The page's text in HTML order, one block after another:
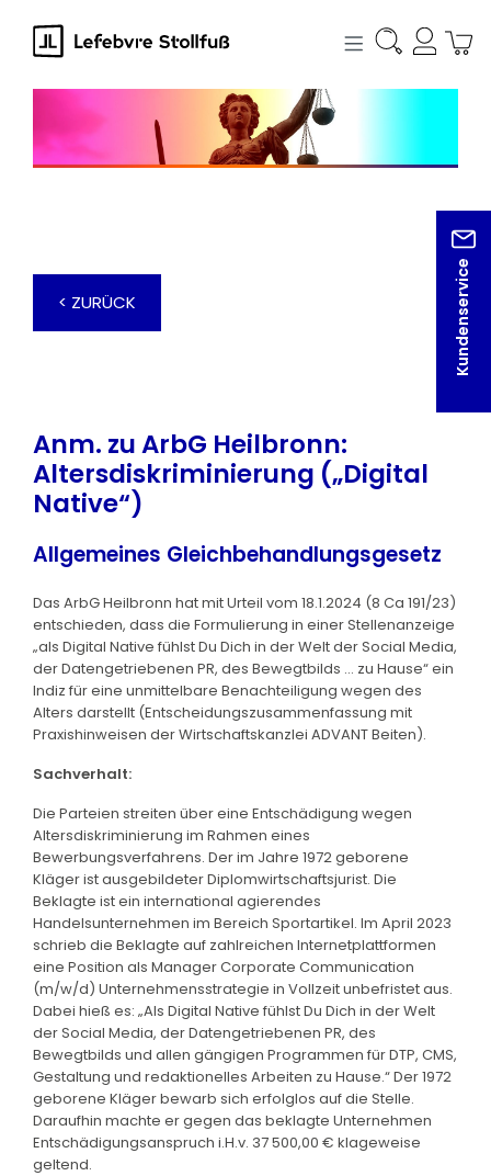
springen
Kundenservice
< ZURÜCK
Anm. zu ArbG Heilbronn:
Altersdiskriminierung („Digital
Native“)
Allgemeines Gleichbehandlungsgesetz
Das ArbG Heilbronn hat mit Urteil vom 18.1.2024 (8 Ca 191/23)
entschieden, dass die Formulierung in einer Stellenanzeige
„als Digital Native fühlst Du Dich in der Welt der Social Media,
der Datengetriebenen PR, des Bewegtbilds … zu Hause“ ein
Indiz für eine unmittelbare Benachteiligung wegen des
Alters darstellt (Entscheidungszusammenfassung mit
Praxishinweisen der Wirtschaftskanzlei ADVANT Beiten).
Sachverhalt:
Die Parteien streiten über eine Entschädigung wegen
Altersdiskriminierung im Rahmen eines
Bewerbungsverfahrens. Der im Jahre 1972 geborene
Kläger ist ausgebildeter Diplomwirtschaftsjurist. Die
Beklagte ist ein international agierendes
Handelsunternehmen im Bereich Sportartikel. Im April 2023
schrieb die Beklagte auf zahlreichen Internetplattformen
eine Position als Manager Corporate Communication
(m/w/d) Unternehmensstrategie in Vollzeit unbefristet aus.
Dabei hieß es: „Als Digital Native fühlst Du Dich in der Welt
der Social Media, der Datengetriebenen PR, des
Bewegtbilds und allen gängigen Programmen für DTP, CMS,
Gestaltung und redaktionelles Arbeiten zu Hause.“ Der 1972
geborene Kläger bewarb sich erfolglos auf die Stelle.
Daraufhin machte er gegen das beklagte Unternehmen
Entschädigungsanspruch i.H.v. 37 500,00 € klageweise
geltend.